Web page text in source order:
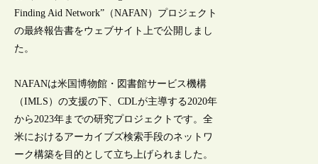
Finding Aid Network”（NAFAN）プロジェクト
の最終報告書をウェブサイト上で公開しまし
た。
NAFANは米国博物館・図書館サービス機構
（IMLS）の支援の下、CDLが主導する2020年
から2023年までの研究プロジェクトです。全
米におけるアーカイブズ検索手段のネットワ
ーク構築を目的として立ち上げられました。